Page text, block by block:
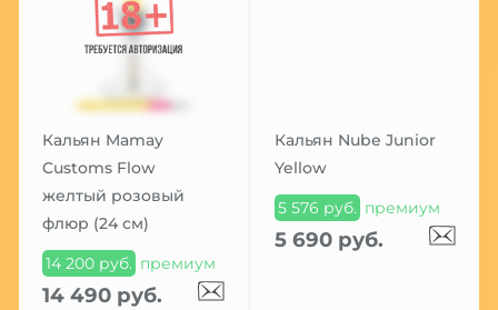
Кальян Mamay
Customs Flow
желтый розовый
флюр (24 см)
14 200 руб. премиум
14 490 руб.
Кальян Nube Junior
Yellow
5 576 руб. премиум
5 690 руб.